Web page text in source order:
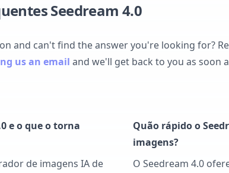
Seedream 4.0
and can't find the answer you're looking for?
us an email and we'll get back to you as soon
e o que o torna
de imagens IA de
Quão rápido o
imagens?
O Seedream 4.0